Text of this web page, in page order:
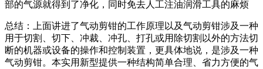
部的气源就得到了净化，同时免去人工注油润滑工具的麻烦
总结：上面讲进了气动剪钳的工作原理以及气动剪钳涉及一种
用于切割、切下、冲裁、冲孔、打孔或用除切割以外的方法切
断的机器或设备的操作和控制装置，更具体地说，是涉及一种
气动剪钳。本实用新型提供一种结构简单合理、省力方便的气